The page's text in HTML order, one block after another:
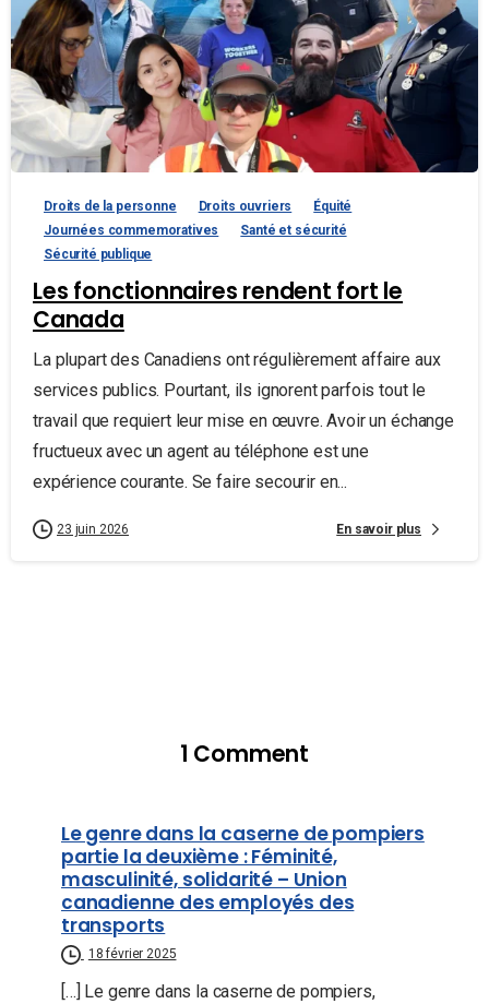
Droits de la personne Droits ouvriers
Équité
Journées commemoratives
Santé et sécurité
Sécurité publique
Les fonctionnaires rendent fort le
Canada
La plupart des Canadiens ont régulièrement affaire aux
services publics. Pourtant, ils ignorent parfois tout le
travail que requiert leur mise en œuvre. Avoir un échange
fructueux avec un agent au téléphone est une
expérience courante. Se faire secourir en...
23 juin 2026 En savoir plus
1 Comment
Le genre dans la caserne de pompiers
partie la deuxième : Féminité,
masculinité, solidarité – Union
canadienne des employés des
transports
18 février 2025
[…] Le genre dans la caserne de pompiers,